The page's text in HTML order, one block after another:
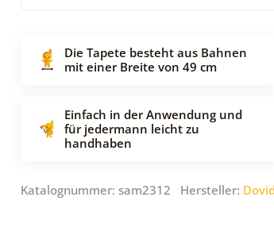
Die Tapete besteht aus Bahnen
mit einer Breite von 49 cm
Einfach in der Anwendung und
für jedermann leicht zu
handhaben
Katalognummer: sam2312 Hersteller: